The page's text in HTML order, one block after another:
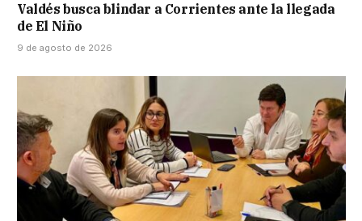
Valdés busca blindar a Corrientes ante la llegada
de El Niño
9 de agosto de 2026